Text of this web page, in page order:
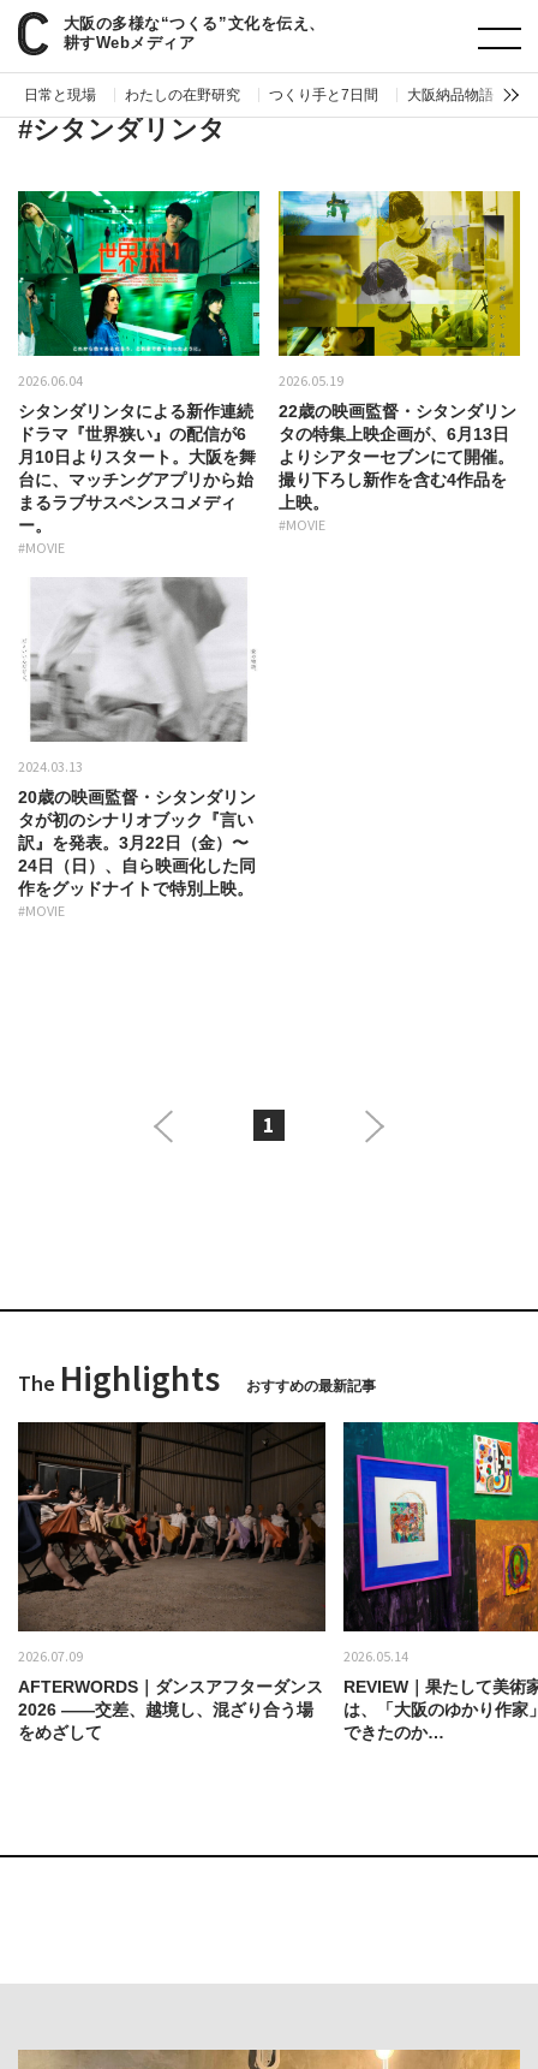
大阪の多様な“つくる”文化を伝え、
耕すWebメディア
日常と現場 わたしの在野研究 つくり手と7日間 大阪納品物語
paperC タグ シタンダリンタ
#シタンダリンタ
2026.06.04
シタンダリンタによる新作連続
ドラマ『世界狭い』の配信が6
月10日よりスタート。大阪を舞
台に、マッチングアプリから始
まるラブサスペンスコメディ
ー。
#MOVIE
2026.05.19
22歳の映画監督・シタンダリン
タの特集上映企画が、6月13日
よりシアターセブンにて開催。
撮り下ろし新作を含む4作品を
上映。
#MOVIE
2024.03.13
20歳の映画監督・シタンダリン
タが初のシナリオブック『言い
訳』を発表。3月22日（金）〜
24日（日）、自ら映画化した同
作をグッドナイトで特別上映。
#MOVIE
1
The Highlights おすすめの最新記事
2026.07.09
AFTERWORDS｜ダンスアフターダンス
2026 ——交差、越境し、混ざり合う場
をめざして
2026.05.14
REVIEW｜果たして美術
は、「大阪のゆかり作家
できたのか…